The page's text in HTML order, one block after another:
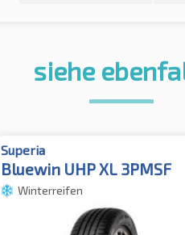
siehe
Superia
Bluewin UHP XL 3PMSF
Winterreifen